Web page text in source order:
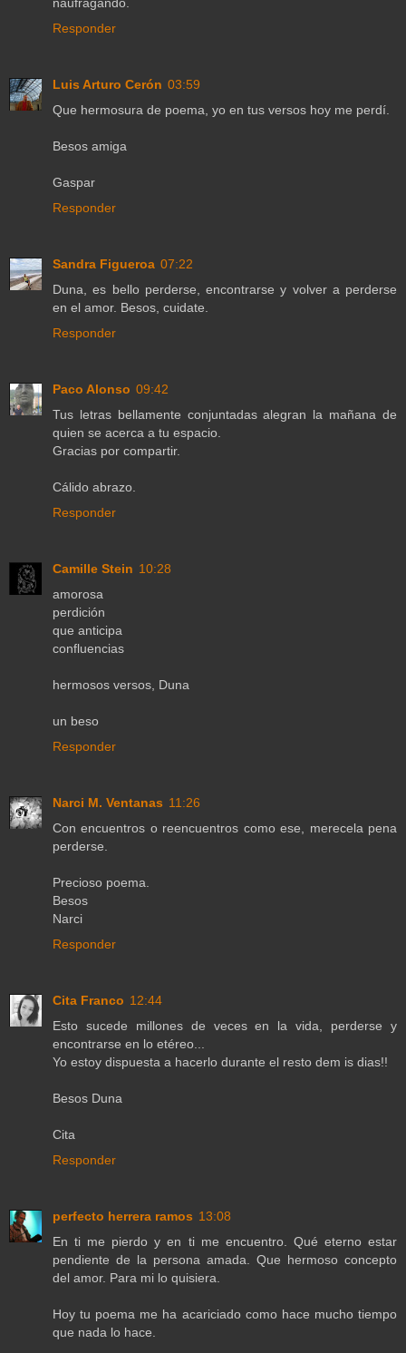
Responder
Luis Arturo Cerón 03:59
Que hermosura de poema, yo en tus versos hoy me perdí.
Besos amiga
Gaspar
Responder
Sandra Figueroa 07:22
Duna, es bello perderse, encontrarse y volver a perderse
en el amor. Besos, cuidate.
Responder
Paco Alonso 09:42
Tus letras bellamente conjuntadas alegran la mañana de
quien se acerca a tu espacio.
Gracias por compartir.
Cálido abrazo.
Responder
Camille Stein 10:28
amorosa
perdición
que anticipa
confluencias
hermosos versos, Duna
un beso
Responder
Narci M. Ventanas 11:26
Con encuentros o reencuentros como ese, merecela pena
perderse.
Precioso poema.
Besos
Narci
Responder
Cita Franco 12:44
Esto sucede millones de veces en la vida, perderse y
encontrarse en lo etéreo...
Yo estoy dispuesta a hacerlo durante el resto dem is dias!!
Besos Duna
Cita
Responder
perfecto herrera ramos 13:08
En ti me pierdo y en ti me encuentro. Qué eterno estar
pendiente de la persona amada. Que hermoso concepto
del amor. Para mi lo quisiera.
Hoy tu poema me ha acariciado como hace mucho tiempo
que nada lo hace.